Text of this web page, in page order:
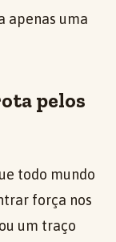
apenas uma
pelos
todo mundo
força nos
um traço